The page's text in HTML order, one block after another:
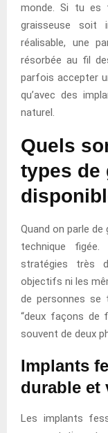
monde. Si tu es
graisseuse soit
réalisable, une
résorbée au fil
parfois accepter
qu’avec des
naturel.
Quels
types de
Quand on parle de
technique
stratégies très
objectifs ni les
de personnes se
“deux façons de
souvent de deux
Implants
durable et
Les implants